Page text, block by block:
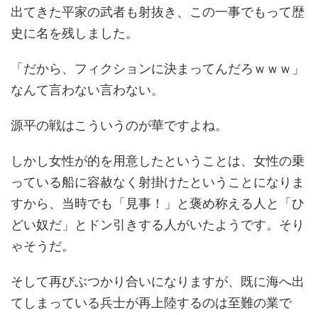
出てきた平家の武者も射抜き、この一事でもって歴
史に名を残しました。
「だから、フィクションに決まってんだろｗｗｗ」
なんて言わない言わない。
源平の戦はこういうのが華ですよね。
しかし女性が的を用意したということは、女性の乗
っている船に容赦なく射掛けたということになりま
すから、当時でも「見事！」と褒め称える人と「ひ
どい奴だ」とドン引きする人がいたようです。そり
ゃそうだ。
そして再びぶつかり合いになりますが、既に海へ出
てしまっている兵士が再上陸するのは至難の業で